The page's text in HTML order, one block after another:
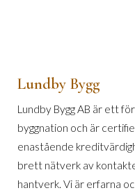
Lundby Bygg
Lundby Bygg AB är ett
byggnation och är
enastående
brett nätverk av
hantverk. Vi är erfarna